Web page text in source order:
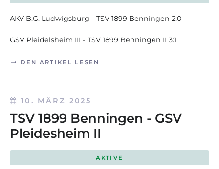
AKV B.G. Ludwigsburg - TSV 1899 Benningen 2:0
GSV Pleidelsheim III - TSV 1899 Benningen II 3:1
DEN ARTIKEL LESEN
10. MÄRZ 2025
TSV 1899 Benningen - GSV
Pleidesheim II
AKTIVE